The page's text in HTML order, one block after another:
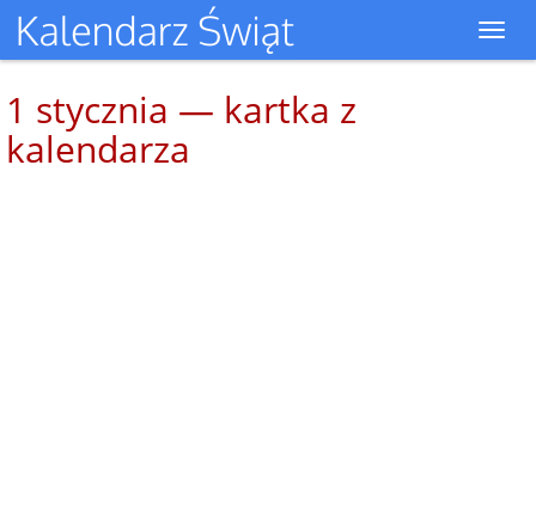
1 stycznia — kartka z
kalendarza